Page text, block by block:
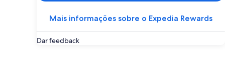
Mais informações sobre o Expedia Rewards
Dar feedback